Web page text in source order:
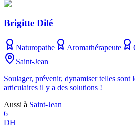
Brigitte Dilé
Naturopathe Aromathérapeute
Saint-Jean
Soulager, prévenir, dynamiser telles
articulaires il y a des solutions !
Aussi à Saint-Jean
6
DH